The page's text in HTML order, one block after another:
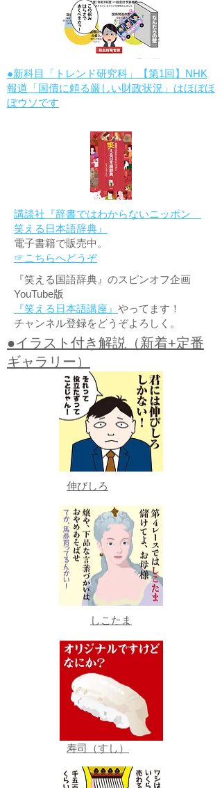
●新科目「トレンド研究科」【第1回】NHK
報道「国債に頼る厳しい財政状況」はほぼほ
ぼウソです
講談社『辞書ではわからないニッポン
笑える日本語辞典』
電子書籍で販売中。
☞こちらへどうぞ
『笑える国語辞典』のスピンオフ企画
YouTube版
『笑える日本語講座』 やってます！
チャンネル登録をどうぞよろしく。
●イラスト付き解説（新着+定番
ギャラリー）
伸びしろ
しこたま
寿司（すし）